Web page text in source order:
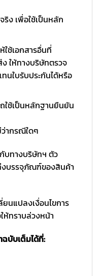
ริง เพื่อใช้เป็นหลัก
ช้เอกสารอื่นที่
ให้ทางบริษัทตรวจ
นใบรับประกันได้หรือ
ใช้เป็นหลักฐานยืนยัน
ากรณีใดๆ
บทางบริษัทฯ ตัว
บรรจุภัณฑ์ของสินค้า
นแปลงเงื่อนไขการ
ห้ทราบล่วงหน้า
บับเต็มได้ที่: